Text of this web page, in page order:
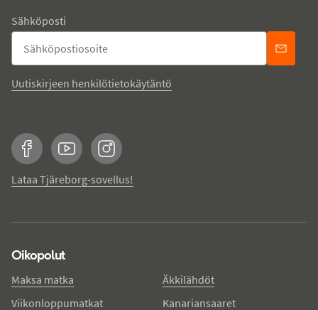
Sähköposti
Uutiskirjeen henkilötietokäytäntö
FacebookYouTubeInstagram
Lataa Tjäreborg-sovellus!
Oikopolut
Maksa matka
Viikonloppumatkat
Äkkilähdöt
Kanariansaaret